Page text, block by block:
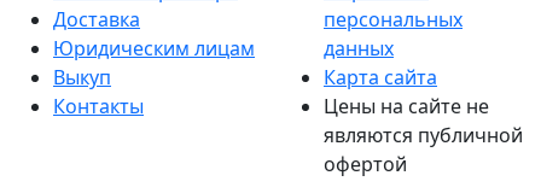
Доставка
Юридическим лицам
Выкуп
Контакты
персональных
данных
Карта сайта
Цены на сайте не
являются публичной
офертой